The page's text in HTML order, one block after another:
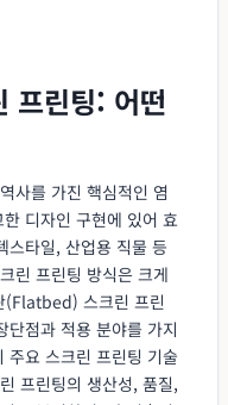
프린팅: 어떤
사를 가진 핵심적인 염
디자인 구현에 있어 효
스타일, 산업용 직물 등
린 프린팅 방식은 크게
(Flatbed) 스크린 프린
단점과 적용 분야를 가지
주요 스크린 프린팅 기술
프린팅의 생산성, 품질,